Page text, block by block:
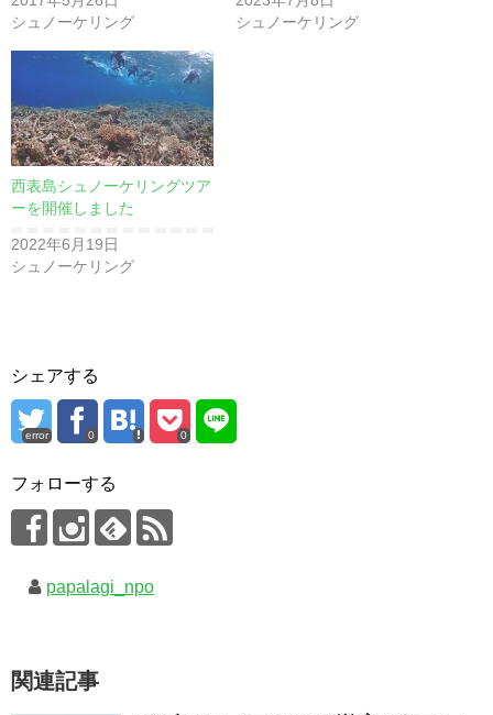
シュノーケリング
シュノーケリング
西表島シュノーケリングツア
ーを開催しました
2022年6月19日
シュノーケリング
シェアする
error 0 0
フォローする
papalagi_npo
関連記事